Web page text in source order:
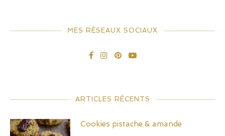
MES RÉSEAUX SOCIAUX
ARTICLES RÉCENTS
Cookies pistache & amande